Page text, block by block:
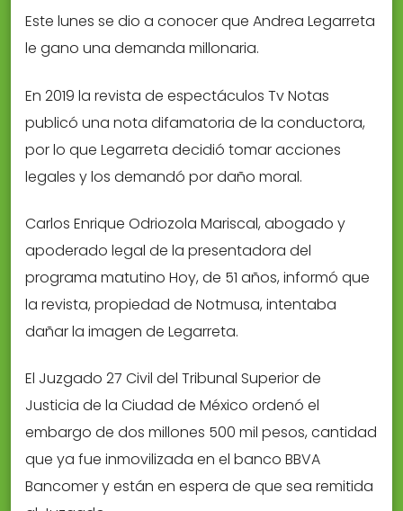
Este lunes se dio a conocer que Andrea Legarreta
le gano una demanda millonaria.
En 2019 la revista de espectáculos Tv Notas
publicó una nota difamatoria de la conductora,
por lo que Legarreta decidió tomar acciones
legales y los demandó por daño moral.
Carlos Enrique Odriozola Mariscal, abogado y
apoderado legal de la presentadora del
programa matutino Hoy, de 51 años, informó que
la revista, propiedad de Notmusa, intentaba
dañar la imagen de Legarreta.
El Juzgado 27 Civil del Tribunal Superior de
Justicia de la Ciudad de México ordenó el
embargo de dos millones 500 mil pesos, cantidad
que ya fue inmovilizada en el banco BBVA
Bancomer y están en espera de que sea remitida